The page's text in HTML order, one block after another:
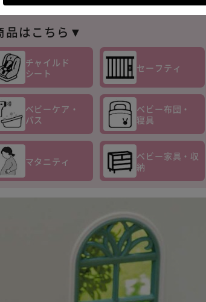
品はこちら▼
チャイルド
シート
セーフティ
ベビーケア・
バス
ベビー布団・
寝具
マタニティ
ベビー家具・収
納